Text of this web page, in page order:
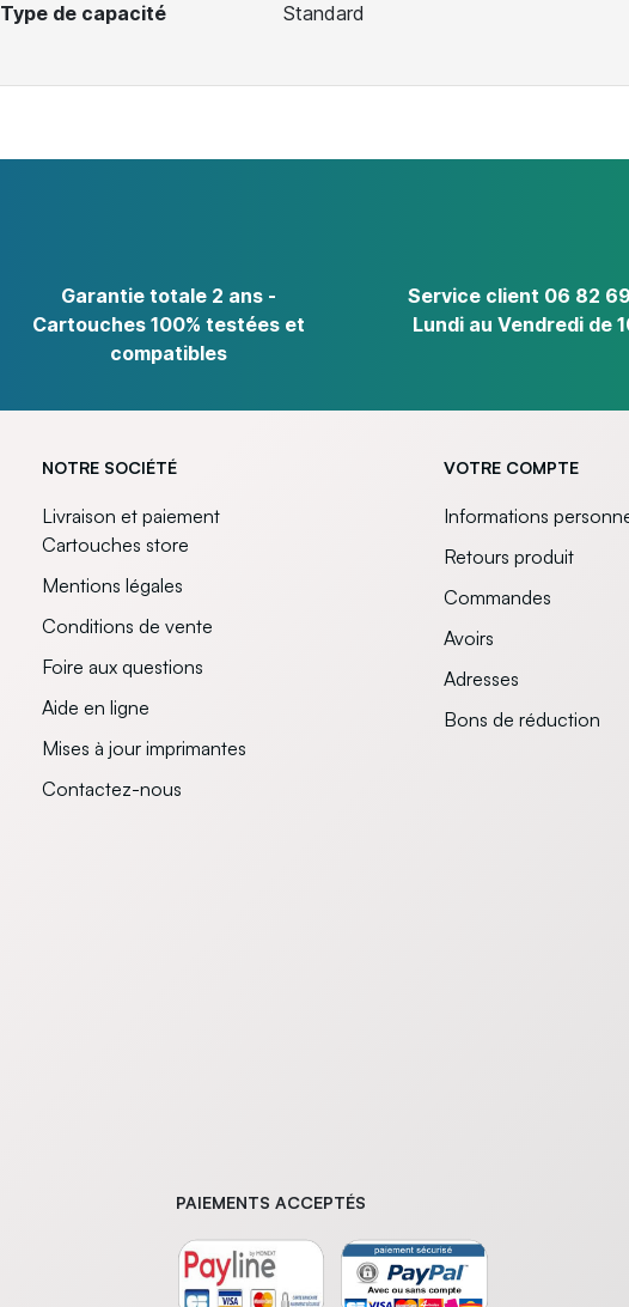
Type de capacité Standard
Garantie totale 2 ans -
Cartouches 100% testées et
compatibles
Service client 06 82
Lundi au Vendredi de
NOTRE SOCIÉTÉ
Livraison et paiement
Cartouches store
Mentions légales
Conditions de vente
Foire aux questions
Aide en ligne
Mises à jour imprimantes
Contactez-nous
VOTRE COMPTE
Informations
Retours produit
Commandes
Avoirs
Adresses
Bons de réduction
PAIEMENTS ACCEPTÉS